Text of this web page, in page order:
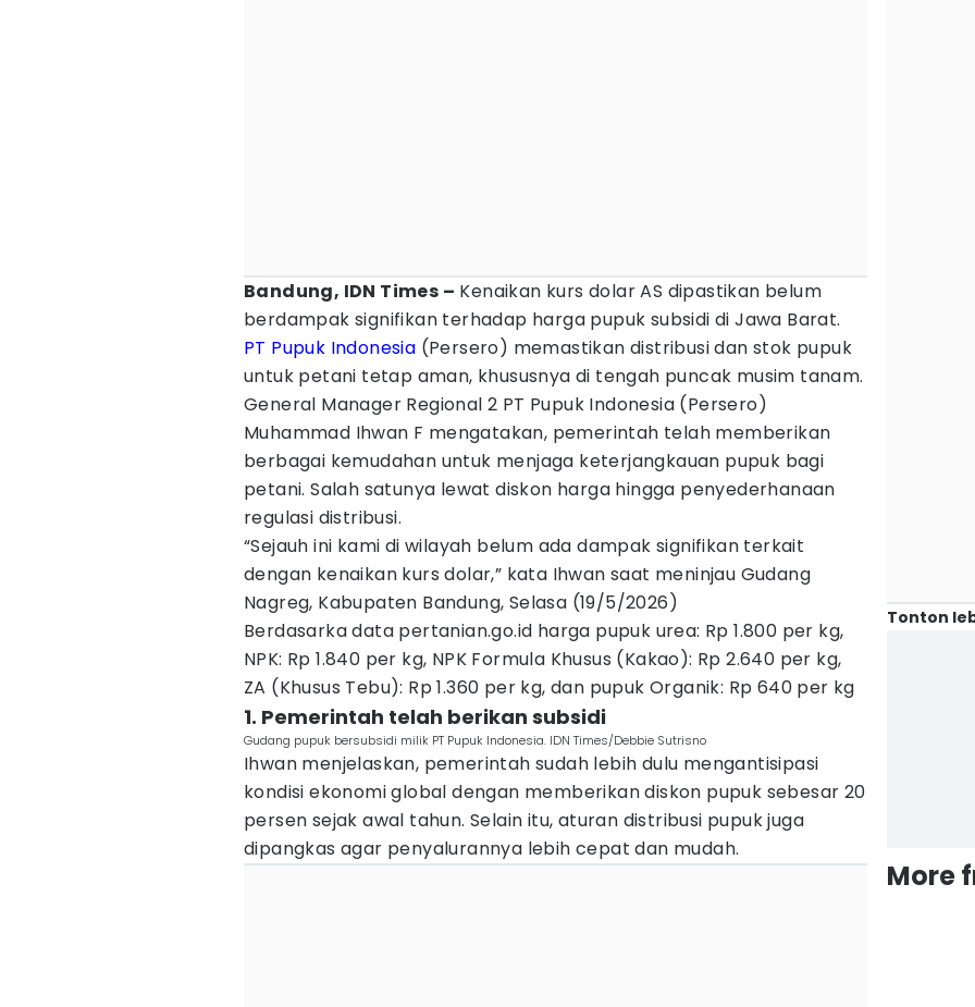
Bandung, IDN Times – Kenaikan kurs dolar AS dipastikan belum
berdampak signifikan terhadap harga pupuk subsidi di Jawa Barat.
PT Pupuk Indonesia (Persero) memastikan distribusi dan stok pupuk
untuk petani tetap aman, khususnya di tengah puncak musim tanam.
General Manager Regional 2 PT Pupuk Indonesia (Persero)
Muhammad Ihwan F mengatakan, pemerintah telah memberikan
berbagai kemudahan untuk menjaga keterjangkauan pupuk bagi
petani. Salah satunya lewat diskon harga hingga penyederhanaan
regulasi distribusi.
“Sejauh ini kami di wilayah belum ada dampak signifikan terkait
dengan kenaikan kurs dolar,” kata Ihwan saat meninjau Gudang
Nagreg, Kabupaten Bandung, Selasa (19/5/2026)
Berdasarka data pertanian.go.id harga pupuk urea: Rp 1.800 per kg,
NPK: Rp 1.840 per kg, NPK Formula Khusus (Kakao): Rp 2.640 per kg,
ZA (Khusus Tebu): Rp 1.360 per kg, dan pupuk Organik: Rp 640 per kg
1. Pemerintah telah berikan subsidi
Gudang pupuk bersubsidi milik PT Pupuk Indonesia. IDN Times/Debbie Sutrisno
Ihwan menjelaskan, pemerintah sudah lebih dulu mengantisipasi
kondisi ekonomi global dengan memberikan diskon pupuk sebesar 20
persen sejak awal tahun. Selain itu, aturan distribusi pupuk juga
dipangkas agar penyalurannya lebih cepat dan mudah.
Tonton
More